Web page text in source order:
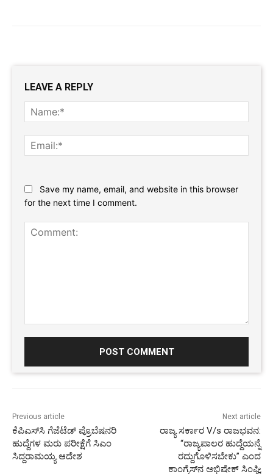
LEAVE A REPLY
Save my name, email, and website in this browser
for the next time I comment.
Previous article
ಕೆಪಿಎಸ್‌ಸಿ ಗೆಜೆಟೆಡ್‌ ಪ್ರೊಬೆಷನರಿ
ಹುದ್ದೆಗಳ ಮರು ಪರೀಕ್ಷೆಗೆ ಸಿಎಂ
ಸಿದ್ದರಾಮಯ್ಯ ಆದೇಶ
Next article
ರಾಜ್ಯ ಸರ್ಕಾರ V/s ರಾಜಭವನ:
“ರಾಜ್ಯಪಾಲರ ಹುದ್ದೆಯನ್ನೆ
ರದ್ದುಗೊಳಿಸಬೇಕು” ಎಂದ
ಕಾಂಗ್ರೆಸ್‌ನ ಅಭಿಷೇಕ್ ಸಿಂಘ್ವಿ